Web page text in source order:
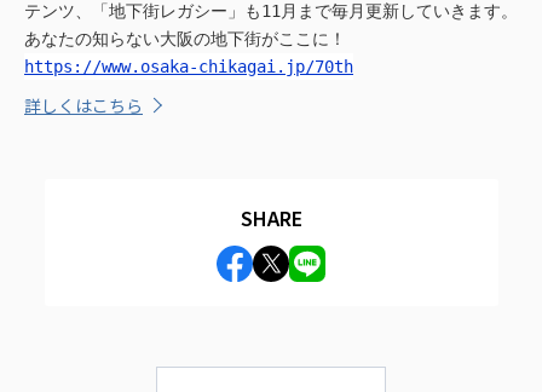
テンツ、「地下街レガシー」も11月まで毎月更新していきます。
あなたの知らない大阪の地下街がここに！
https://www.osaka-chikagai.jp/70th
詳しくはこちら
SHARE